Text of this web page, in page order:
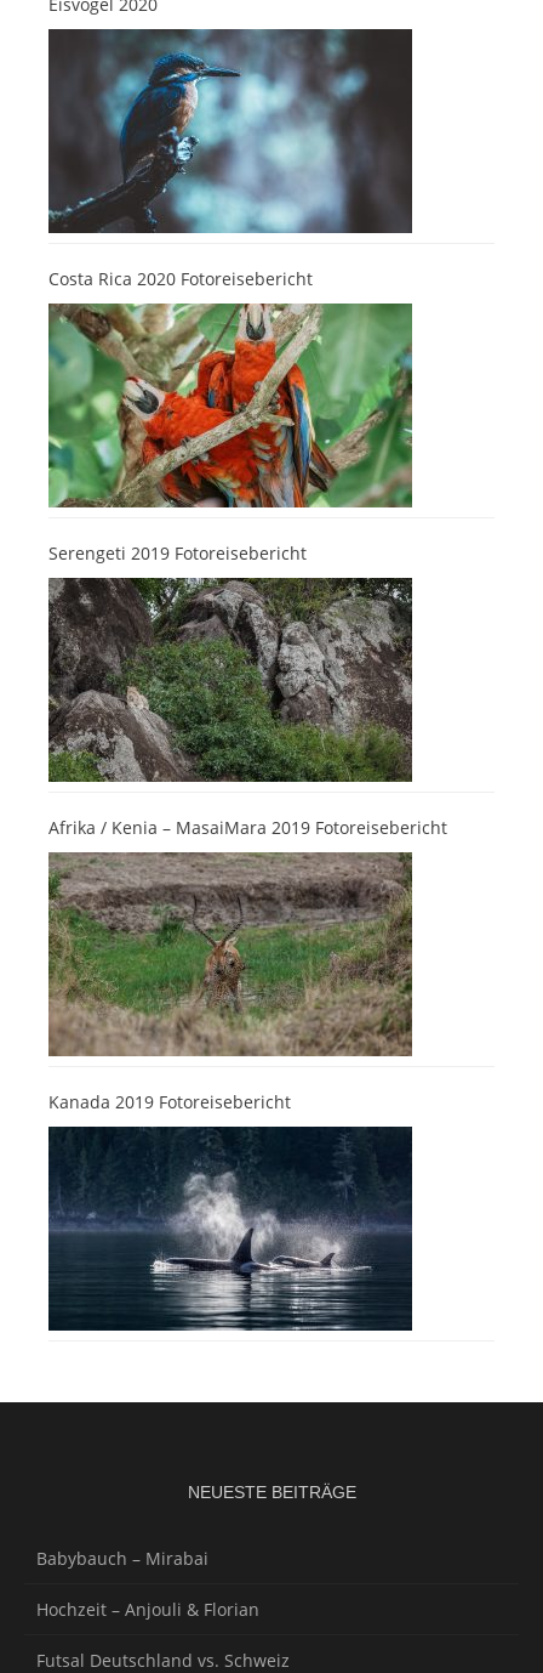
Costa Rica 2020 Fotoreisebericht
Serengeti 2019 Fotoreisebericht
Afrika / Kenia – MasaiMara 2019 Fotoreisebericht
Kanada 2019 Fotoreisebericht
NEUESTE BEITRÄGE
Babybauch – Mirabai
Hochzeit – Anjouli & Florian
Futsal Deutschland vs. Schweiz